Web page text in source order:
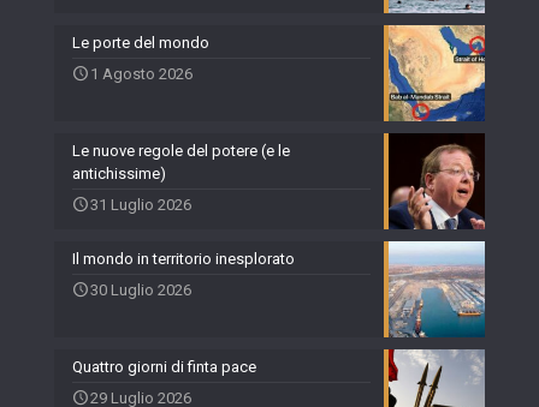
Le porte del mondo
1 Agosto 2026
Le nuove regole del potere (e le
antichissime)
31 Luglio 2026
Il mondo in territorio inesplorato
30 Luglio 2026
Quattro giorni di finta pace
29 Luglio 2026